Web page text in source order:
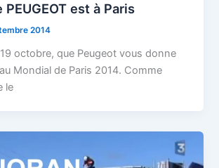
est à Paris
2014
19 octobre, que Peugeot vous donne
Mondial de Paris 2014. Comme
le